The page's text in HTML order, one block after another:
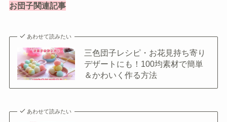
お団子関連記事
あわせて読みたい
三色団子レシピ・お花見持ち寄り
デザートにも！100均素材で簡単
＆かわいく作る方法
あわせて読みたい